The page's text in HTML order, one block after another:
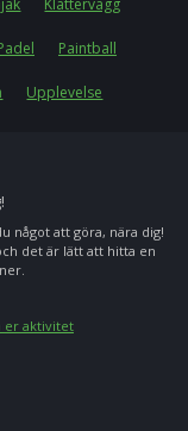
Klättervägg
Paintball
Upplevelse
något att göra, nära dig!
det är lätt att hitta en
er aktivitet